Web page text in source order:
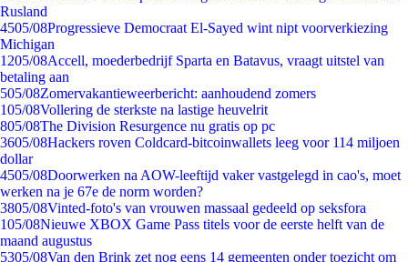
Rusland
4505/08Progressieve Democraat El-Sayed wint nipt voorverkiezing
Michigan
1205/08Accell, moederbedrijf Sparta en Batavus, vraagt uitstel van
betaling aan
505/08Zomervakantieweerbericht: aanhoudend zomers
105/08Vollering de sterkste na lastige heuvelrit
805/08The Division Resurgence nu gratis op pc
3605/08Hackers roven Coldcard-bitcoinwallets leeg voor 114 miljoen
dollar
4505/08Doorwerken na AOW-leeftijd vaker vastgelegd in cao's, moet
werken na je 67e de norm worden?
3805/08Vinted-foto's van vrouwen massaal gedeeld op seksfora
105/08Nieuwe XBOX Game Pass titels voor de eerste helft van de
maand augustus
5305/08Van den Brink zet nog eens 14 gemeenten onder toezicht om